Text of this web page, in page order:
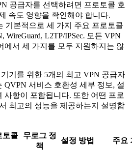
공급자를 선택하려면 프로토콜 호
속도 영향을 확인해야 합니다.
기본적으로 세 가지 주요 프로토콜
WireGuard, L2TP/IPSec. 모든 VPN
에서 세 가지를 모두 지원하지는 않
기를 위한 5개의 최고 VPN 공급자
QVPN 서비스 호환성 세부 정보, 설
사항이 포함됩니다. 또한 어떤 프로
최고의 성능을 제공하는지 설명합
토콜
무로그 정
책
설정 방법 주요